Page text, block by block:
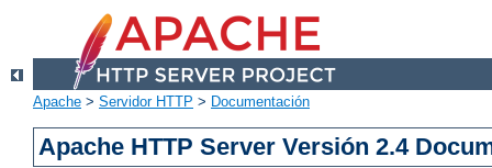
Apache > Servidor HTTP > Documentación
Apache HTTP Server Versión 2.4